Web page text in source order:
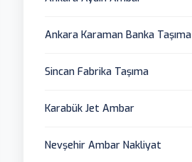
Ankara Karaman Banka Taşıma
Sincan Fabrika Taşıma
Karabük Jet Ambar
Nevşehir Ambar Nakliyat